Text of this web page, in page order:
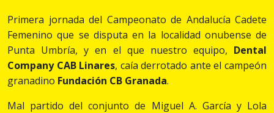
Primera jornada del Campeonato de Andalucía Cadete
Femenino que se disputa en la localidad onubense de
Punta Umbría, y en el que nuestro equipo, Dental
Company CAB Linares, caía derrotado ante el campeón
granadino Fundación CB Granada.
Mal partido del conjunto de Miguel A. García y Lola